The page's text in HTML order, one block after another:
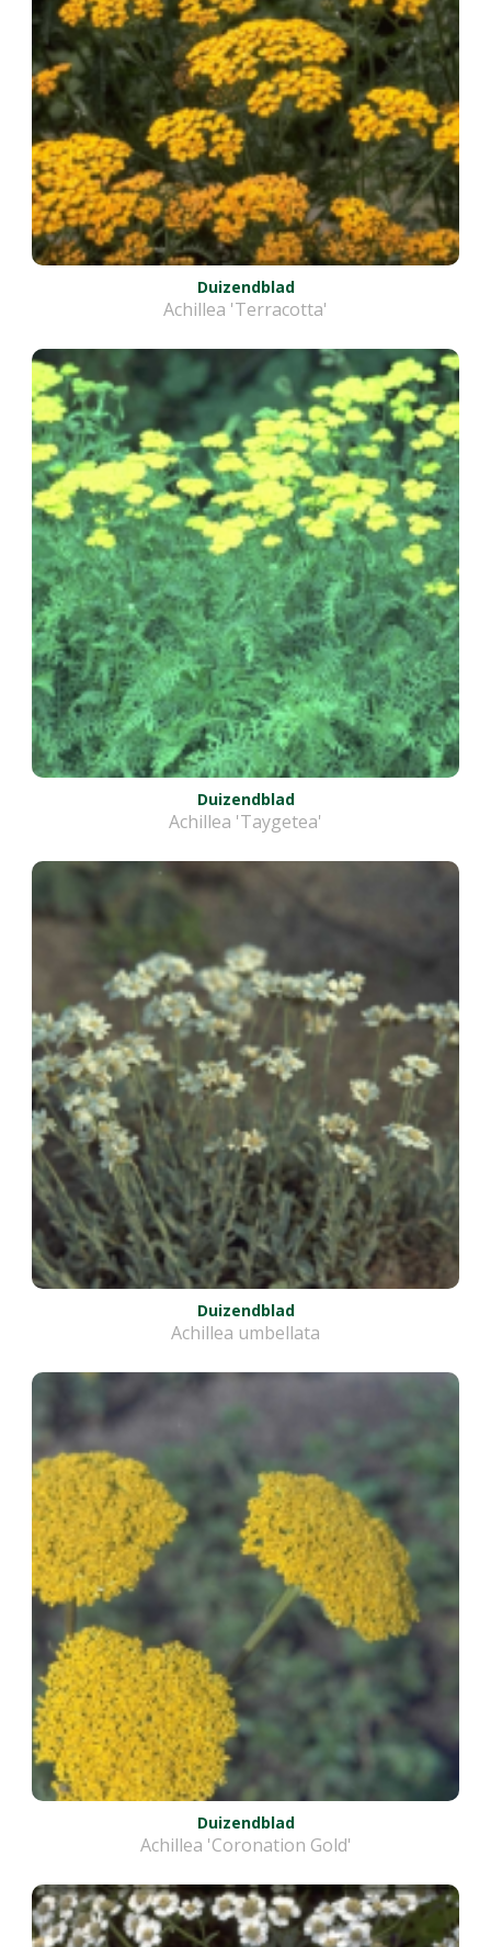
Duizendblad
Achillea 'Terracotta'
Duizendblad
Achillea 'Taygetea'
Duizendblad
Achillea umbellata
Duizendblad
Achillea 'Coronation Gold'